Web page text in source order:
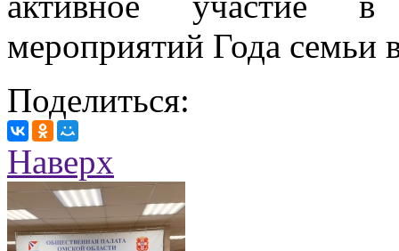
мероприятий Года семьи
Поделиться:
Наверх